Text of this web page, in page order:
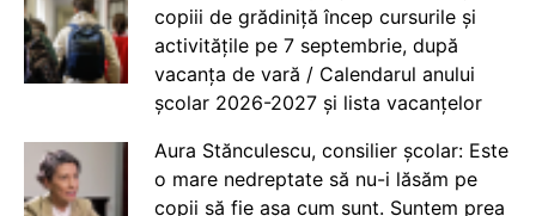
copiii de grădiniță încep cursurile și
activitățile pe 7 septembrie, după
vacanța de vară / Calendarul anului
școlar 2026-2027 și lista vacanțelor
Aura Stănculescu, consilier școlar: Este
o mare nedreptate să nu-i lăsăm pe
copii să fie așa cum sunt. Suntem prea